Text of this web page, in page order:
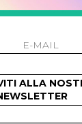
le condizioni
ALLA